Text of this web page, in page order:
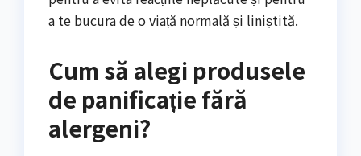
a te bucura de o viață normală și liniștită.
Cum să alegi produsele
de panificație fără
alergeni?